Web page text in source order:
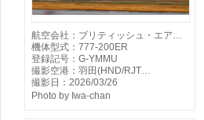
航空会社：ブリティッシュ・エア…
機体型式：777-200ER
登録記号：G-YMMU
撮影空港：羽田(HND/RJT…
撮影日：2026/03/26
Photo by Iwa-chan